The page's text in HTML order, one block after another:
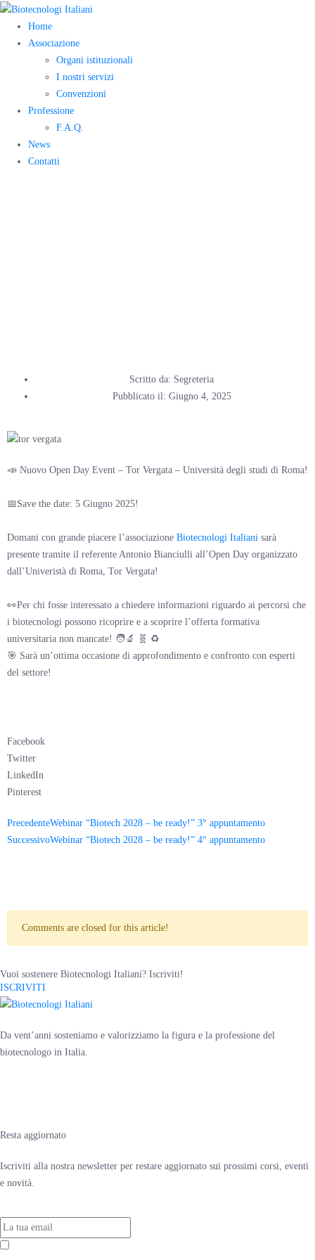
Home
Associazione
Organi istituzionali
I nostri servizi
Convenzioni
Professione
F.A.Q.
News
Contatti
Scritto da: Segreteria
Pubblicato il: Giugno 4, 2025
📣 Nuovo Open Day Event – Tor Vergata – Università degli studi di Roma!
📅Save the date: 5 Giugno 2025!
Domani con grande piacere l’associazione Biotecnologi Italiani sarà
presente tramite il referente Antonio Bianciulli all’Open Day organizzato
dall’Univeristà di Roma, Tor Vergata!
👀Per chi fosse interessato a chiedere informazioni riguardo ai percorsi che
i biotecnologi possono ricoprire e a scoprire l’offerta formativa
universitaria non mancate! 🧑‍🔬 🧬 ♻️
🎯 Sarà un’ottima occasione di approfondimento e confronto con esperti
del settore!
Facebook
Twitter
LinkedIn
Pinterest
PrecedenteWebinar “Biotech 2028 – be ready!” 3° appuntamento
SuccessivoWebinar “Biotech 2028 – be ready!” 4° appuntamento
Comments are closed for this article!
Vuoi sostenere Biotecnologi Italiani? Iscriviti!
ISCRIVITI
Da vent’anni sosteniamo e valorizziamo la figura e la professione del
biotecnologo in Italia.
Resta aggiornato
Iscriviti alla nostra newsletter per restare aggiornato sui prossimi corsi, eventi
e novità.